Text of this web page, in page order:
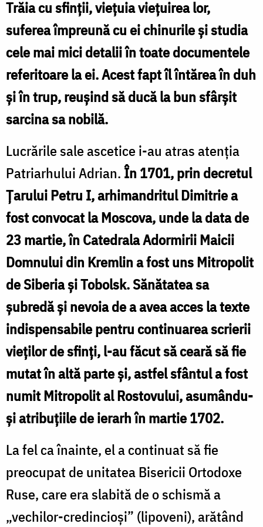
Trăia cu sfinţii, vieţuia vieţuirea lor,
suferea împreună cu ei chinurile şi studia
cele mai mici detalii în toate documentele
referitoare la ei. Acest fapt îl întărea în duh
și în trup, reușind să ducă la bun sfârșit
sarcina sa nobilă.
Lucrările sale ascetice i-au atras atenția
Patriarhului Adrian.În 1701, prin decretul
Țarului Petru I, arhimandritul Dimitrie a
fost convocat la Moscova, unde la data de
23 martie, în Catedrala Adormirii Maicii
Domnului din Kremlin a fost uns Mitropolit
de Siberia și Tobolsk. Sănătatea sa
şubredă şi nevoia de a avea acces la texte
indispensabile pentru continuarea scrierii
vieţilor de sfinţi, l-au făcut să ceară să fie
mutat în altă parte și, astfel sfântul a fost
numit Mitropolit al Rostovului, asumându-
și atribuțiile de ierarh în martie 1702.
La fel ca înainte, el a continuat să fie
preocupat de unitatea Bisericii Ortodoxe
Ruse, care era slabită de o schismă a
„vechilor-credincioși” (lipoveni), arătând